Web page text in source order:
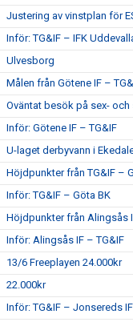
Justering av vinstplan för
Inför: TG&IF – IFK
Ulvesborg
Målen från Götene IF –
Oväntat besök på sex-
Inför: Götene IF – TG&IF
U-laget derbyvann i
Höjdpunkter från TG&IF –
Inför: TG&IF – Göta BK
Höjdpunkter från Alingsås
Inför: Alingsås IF – TG&IF
13/6 Freeplayen 24.000kr
22.000kr
Inför: TG&IF – Jonsereds IF